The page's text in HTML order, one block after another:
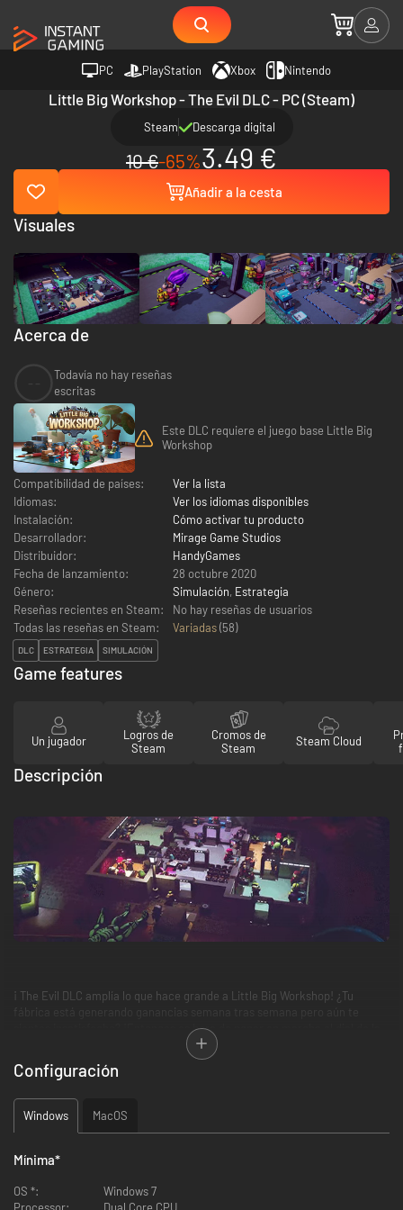
PC PlayStation Xbox Nintendo
Little Big Workshop - The Evil DLC - PC (Steam)
Steam Descarga digital
10 €-65%3.49 €
Añadir a la cesta
Acerca de
Todavía no hay reseñas
escritas
Este DLC requiere el juego base Little Big
Workshop
Compatibilidad de países:
Ver la lista
Idiomas:
Ver los idiomas disponibles
Instalación:
Cómo activar tu producto
Desarrollador:
Mirage Game Studios
Distribuidor:
HandyGames
Fecha de lanzamiento:
28 octubre 2020
Género:
Simulación, Estrategia
Reseñas recientes en Steam:
No hay reseñas de usuarios
Todas las reseñas en Steam:
Variadas(58)
DLC ESTRATEGIA SIMULACIÓN
Visuales
Game features
Un jugador
Logros de
Steam
Cromos de
Steam
Steam Cloud
Descripción
¡ The Evil DLC amplía lo que hace grande a Little Big Workshop! ¿Tu
sientes insatisfecho? ¡Entonces es hora de poner en marcha el dial de la
avaricia corporativa hasta lo siniestro! Esto es más que una nueva
imagen. Productos, empresas, sabotaje, habilidades y trucos malévolos
para superar a la competencia, y más. The Evil DLC convierte tu
Configuración
Windows MacOS
Mínima*
OS *:
Windows 7
Processor:
Dual Core CPU